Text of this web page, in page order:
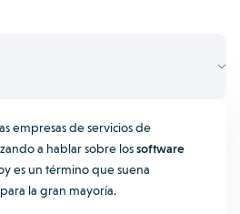
empresas de servicios de
a hablar sobre lossoftware
es un término que suena
la gran mayoría.